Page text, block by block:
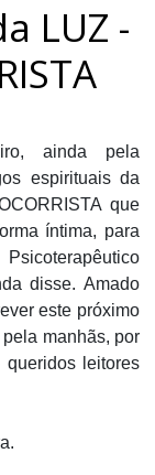
LUZ -
ainda pela
espirituais da
que
íntima, para
disse. Amado
este próximo
manhãs, por
leitores